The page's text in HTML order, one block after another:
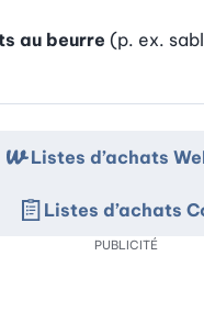
au beurre (p. ex.
Listes d’achats
Listes d’achats
PUBLICITÉ